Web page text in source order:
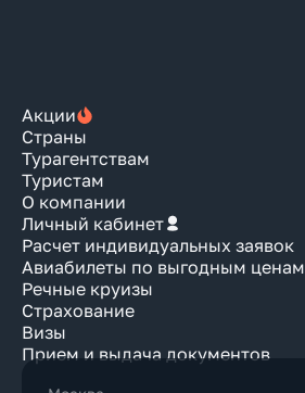
Акции
Страны
Турагентствам
Туристам
О компании
Личный кабинет
Расчет индивидуальных заявок
Авиабилеты по выгодным ценам
Речные круизы
Страхование
Визы
Прием и выдача документов